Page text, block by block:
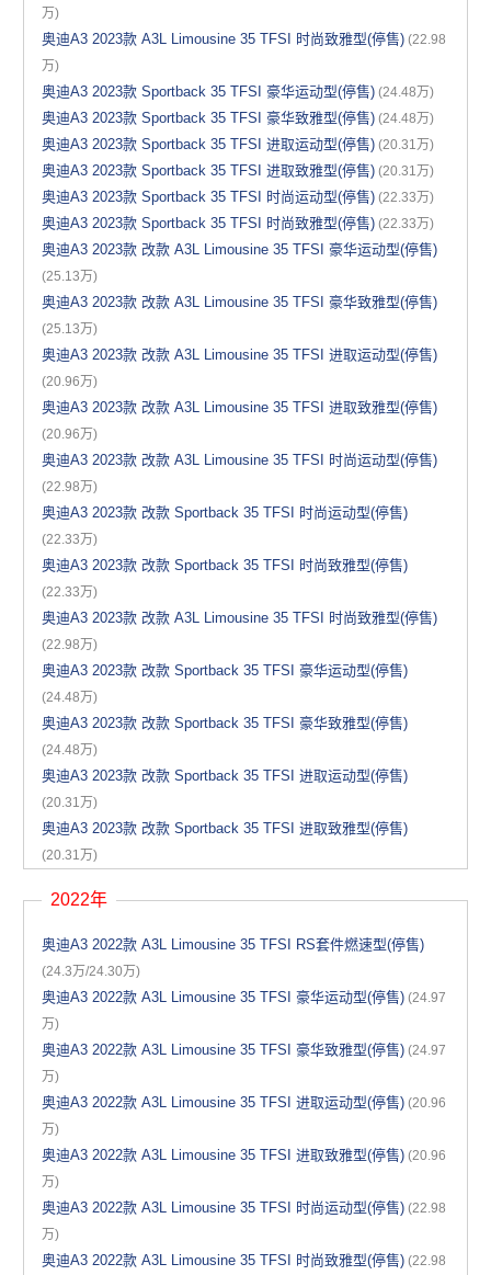
万)
奥迪A3 2023款 A3L Limousine 35 TFSI 时尚致雅型(停售) (22.98
万)
奥迪A3 2023款 Sportback 35 TFSI 豪华运动型(停售) (24.48万)
奥迪A3 2023款 Sportback 35 TFSI 豪华致雅型(停售) (24.48万)
奥迪A3 2023款 Sportback 35 TFSI 进取运动型(停售) (20.31万)
奥迪A3 2023款 Sportback 35 TFSI 进取致雅型(停售) (20.31万)
奥迪A3 2023款 Sportback 35 TFSI 时尚运动型(停售) (22.33万)
奥迪A3 2023款 Sportback 35 TFSI 时尚致雅型(停售) (22.33万)
奥迪A3 2023款 改款 A3L Limousine 35 TFSI 豪华运动型(停售)
(25.13万)
奥迪A3 2023款 改款 A3L Limousine 35 TFSI 豪华致雅型(停售)
(25.13万)
奥迪A3 2023款 改款 A3L Limousine 35 TFSI 进取运动型(停售)
(20.96万)
奥迪A3 2023款 改款 A3L Limousine 35 TFSI 进取致雅型(停售)
(20.96万)
奥迪A3 2023款 改款 A3L Limousine 35 TFSI 时尚运动型(停售)
(22.98万)
奥迪A3 2023款 改款 Sportback 35 TFSI 时尚运动型(停售)
(22.33万)
奥迪A3 2023款 改款 Sportback 35 TFSI 时尚致雅型(停售)
(22.33万)
奥迪A3 2023款 改款 A3L Limousine 35 TFSI 时尚致雅型(停售)
(22.98万)
奥迪A3 2023款 改款 Sportback 35 TFSI 豪华运动型(停售)
(24.48万)
奥迪A3 2023款 改款 Sportback 35 TFSI 豪华致雅型(停售)
(24.48万)
奥迪A3 2023款 改款 Sportback 35 TFSI 进取运动型(停售)
(20.31万)
奥迪A3 2023款 改款 Sportback 35 TFSI 进取致雅型(停售)
(20.31万)
2022年
奥迪A3 2022款 A3L Limousine 35 TFSI RS套件燃速型(停售)
(24.3万/24.30万)
奥迪A3 2022款 A3L Limousine 35 TFSI 豪华运动型(停售) (24.97
万)
奥迪A3 2022款 A3L Limousine 35 TFSI 豪华致雅型(停售) (24.97
万)
奥迪A3 2022款 A3L Limousine 35 TFSI 进取运动型(停售) (20.96
万)
奥迪A3 2022款 A3L Limousine 35 TFSI 进取致雅型(停售) (20.96
万)
奥迪A3 2022款 A3L Limousine 35 TFSI 时尚运动型(停售) (22.98
万)
奥迪A3 2022款 A3L Limousine 35 TFSI 时尚致雅型(停售) (22.98